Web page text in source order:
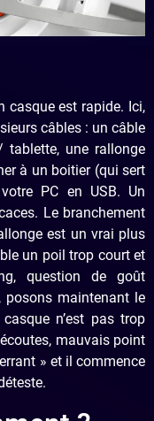
casque est rapide. Ici,
câbles : un câble
une rallonge
à un boitier (qui sert
PC en USB. Un
Le branchement
est un vrai plus
un poil trop court et
question de goût
posons maintenant le
n’est pas trop
mauvais point
» et il commence